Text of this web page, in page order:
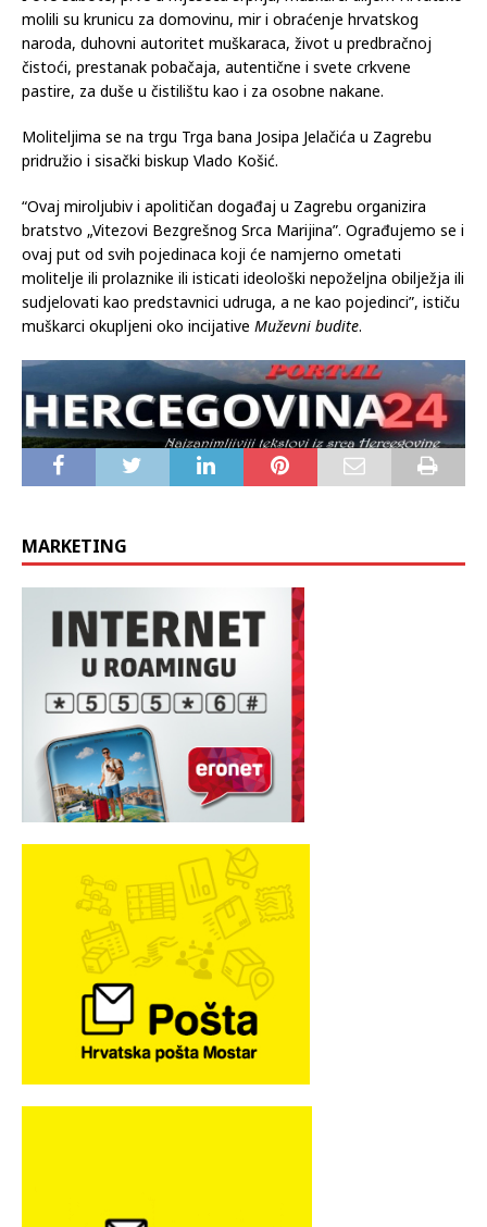
molili su krunicu za domovinu, mir i obraćenje hrvatskog
naroda, duhovni autoritet muškaraca, život u predbračnoj
čistoći, prestanak pobačaja, autentične i svete crkvene
pastire, za duše u čistilištu kao i za osobne nakane.
Moliteljima se na trgu Trga bana Josipa Jelačića u Zagrebu
pridružio i sisački biskup Vlado Košić.
“Ovaj miroljubiv i apolitičan događaj u Zagrebu organizira
bratstvo „Vitezovi Bezgrešnog Srca Marijina”. Ograđujemo se i
ovaj put od svih pojedinaca koji će namjerno ometati
molitelje ili prolaznike ili isticati ideološki nepoželjna obilježja ili
sudjelovati kao predstavnici udruga, a ne kao pojedinci”, ističu
muškarci okupljeni oko incijative Muževni budite.
MARKETING